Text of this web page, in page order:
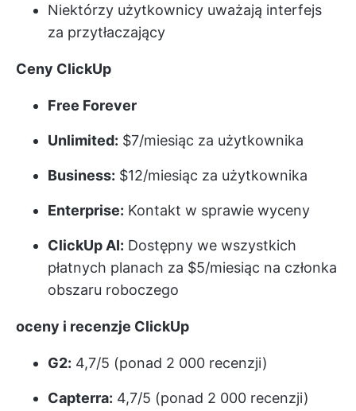
Niektórzy użytkownicy uważają interfejs
za przytłaczający
Ceny ClickUp
Free Forever
Unlimited: $7/miesiąc za użytkownika
Business: $12/miesiąc za użytkownika
Enterprise: Kontakt w sprawie wyceny
ClickUp AI: Dostępny we wszystkich
płatnych planach za $5/miesiąc na członka
obszaru roboczego
oceny i recenzje ClickUp
G2: 4,7/5 (ponad 2 000 recenzji)
Capterra: 4,7/5 (ponad 2 000 recenzji)